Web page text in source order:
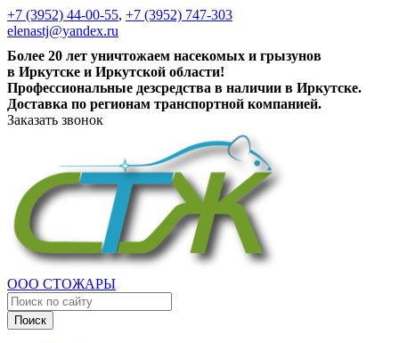
+7 (3952) 44-00-55, +7 (3952) 747-303
elenastj@yandex.ru
Более 20 лет уничтожаем насекомых и грызунов
в Иркутске и Иркутской области!
Профессиональные дезсредства в наличии в Иркутске.
Доставка по регионам транспортной компанией.
Заказать звонок
ООО СТОЖАРЫ
Поиск